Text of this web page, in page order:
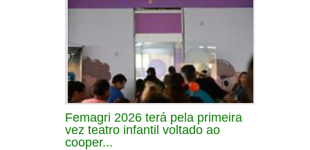
Femagri 2026 terá pela primeira
vez teatro infantil voltado ao
cooper...